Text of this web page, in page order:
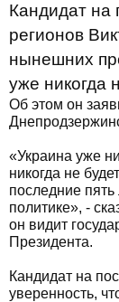
Кандидат на
регионов
нынешних
уже никогда
Об этом он
«Украина уже
никогда не
последние пять
политике», -
он видит
Президента.
Кандидат на
уверенность,